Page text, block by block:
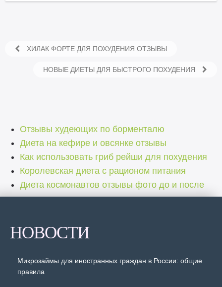
ХИЛАК ФОРТЕ ДЛЯ ПОХУДЕНИЯ ОТЗЫВЫ
НОВЫЕ ДИЕТЫ ДЛЯ БЫСТРОГО ПОХУДЕНИЯ
Отзывы худеющих по борменталю
Диета на кефире и овсянке отзывы
Как использовать гриб рейши для похудения
Королевская диета с рационом питания
Диета космонавтов отзывы фото до и после
НОВОСТИ
Микрозаймы для иностранных граждан в России: общие
правила